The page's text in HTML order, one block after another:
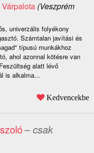
Várpalota(Veszprém
univerzális folyékony
Számtalan javítási és
típusú munkákhoz
ahol azonnal kötésre van
alatt lévő
is alkalma...
Kedvencekbe
– csak